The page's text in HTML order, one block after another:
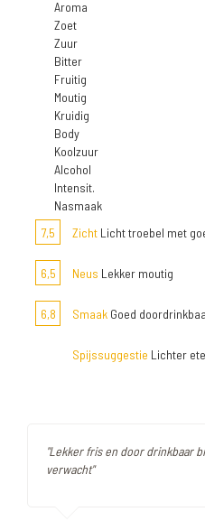
Aroma
Zoet
Zuur
Bitter
Fruitig
Moutig
Kruidig
Body
Koolzuur
Alcohol
Intensit.
Nasmaak
7,5
Zicht Licht troebel met
6,5 Neus Lekker moutig
6,8 Smaak Goed
Spijssuggestie Lichter
"Lekker fris en door drinkbaar
verwacht"